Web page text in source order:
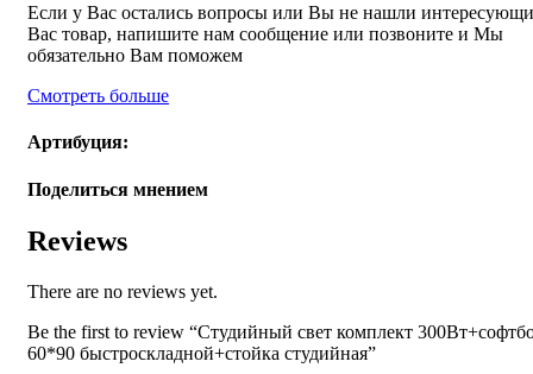
Если у Вас остались вопросы или Вы не нашли
Вас товар, напишите нам сообщение или позвоните и Мы
обязательно Вам поможем
Смотреть больше
Артибуция:
Поделиться мнением
Reviews
There are no reviews yet.
Be the first to review “Студийный свет комплект
60*90 быстроскладной+стойка студийная”